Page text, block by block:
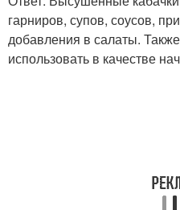
гарниров, супов, соусов,
добавления в салаты.
использовать в качестве